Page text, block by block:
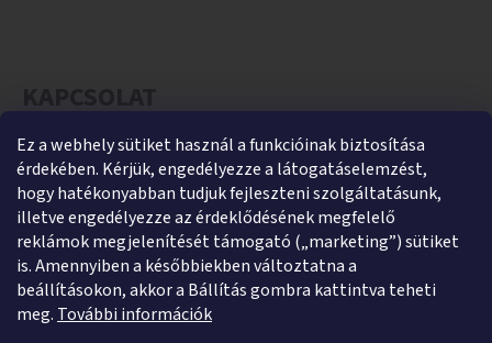
Ez a webhely sütiket használ a funkcióinak biztosítása
érdekében. Kérjük, engedélyezze a látogatáselemzést,
hogy hatékonyabban tudjuk fejleszteni szolgáltatásunk,
illetve engedélyezze az érdeklődésének megfelelő
reklámok megjelenítését támogató („marketing”) sütiket
is. Amennyiben a későbbiekben változtatna a
beállításokon, akkor a Bállítás gombra kattintva teheti
meg. További információk
helti@helti.hu
+3679450894
+36305454854
https://www.facebook.com/heltikft
helti_kft